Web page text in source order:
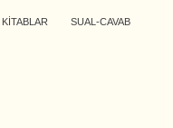
KİTABLAR SUAL-CAVAB